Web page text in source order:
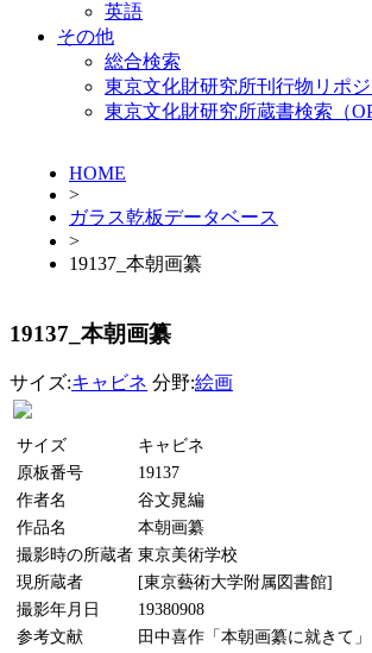
英語
その他
総合検索
東京文化財研究所刊行物リポジ
東京文化財研究所蔵書検索（
HOME
>
ガラス乾板データベース
>
19137_本朝画纂
19137_本朝画纂
サイズ:キャビネ 分野:絵画
サイズ
キャビネ
原板番号
19137
作者名
谷文晁編
作品名
本朝画纂
撮影時の所蔵者 東京美術学校
現所蔵者
[東京藝術大学附属図書館]
撮影年月日
19380908
参考文献
田中喜作「本朝画纂に就きて